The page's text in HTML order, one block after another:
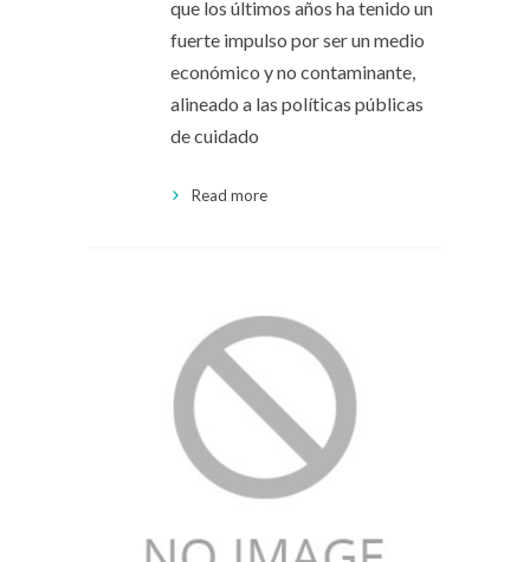
que los últimos años ha tenido un
fuerte impulso por ser un medio
económico y no contaminante,
alineado a las políticas públicas
de cuidado
Read more